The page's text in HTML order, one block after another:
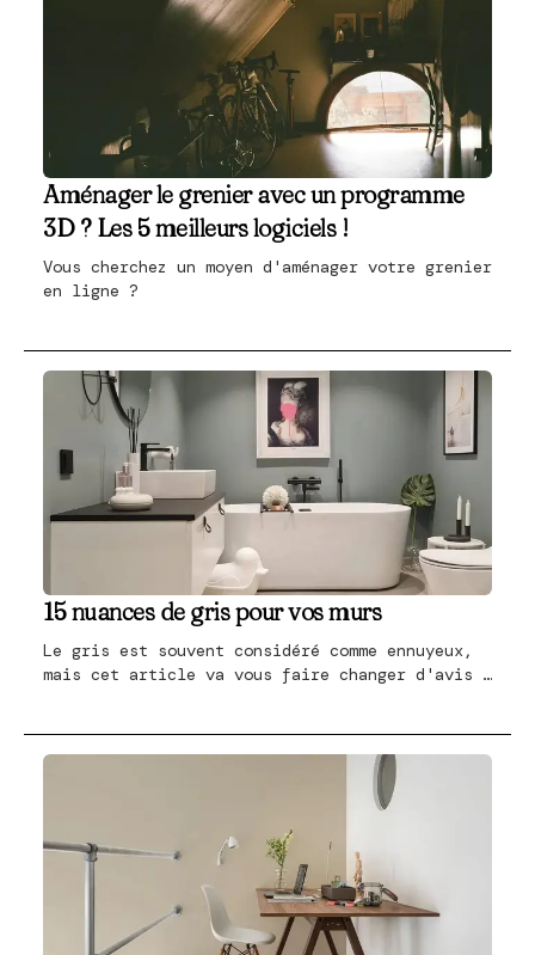
Aménager le grenier avec un programme
3D ? Les 5 meilleurs logiciels !
Vous cherchez un moyen d'aménager votre grenier
en ligne ?
15 nuances de gris pour vos murs
Le gris est souvent considéré comme ennuyeux,
mais cet article va vous faire changer d'avis !